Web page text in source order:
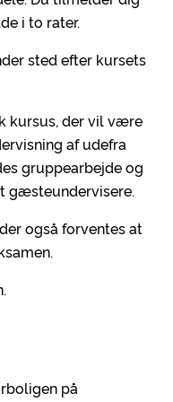
i to rater.
sted efter kursets
kursus, der vil være
af udefra
gruppearbejde og
gæsteundervisere.
også forventes at
på